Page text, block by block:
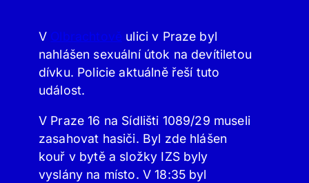
V Olbrachtově ulici v Praze byl
nahlášen sexuální útok na devítiletou
dívku. Policie aktuálně řeší tuto
událost.
V Praze 16 na Sídlišti 1089/29 museli
zasahovat hasiči. Byl zde hlášen
kouř v bytě a složky IZS byly
vyslány na místo. V 18:35 byl